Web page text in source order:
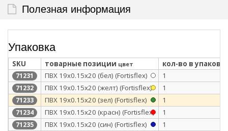
Полезная информация
Упаковка
SKU товарные позиции цвет кол-во в
71231 ПВХ 19х0.15х20 (бел) (Fortisflex) 1
71232 ПВХ 19х0.15х20 (желт) (Fortisflex) 1
71233 ПВХ 19х0.15х20 (зел) (Fortisflex) 1
71234 ПВХ 19х0.15х20 (красн) (Fortisflex) 1
71235 ПВХ 19х0.15х20 (син) (Fortisflex) 1